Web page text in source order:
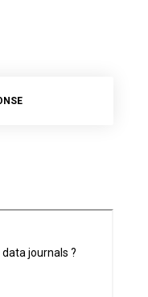
journals ?